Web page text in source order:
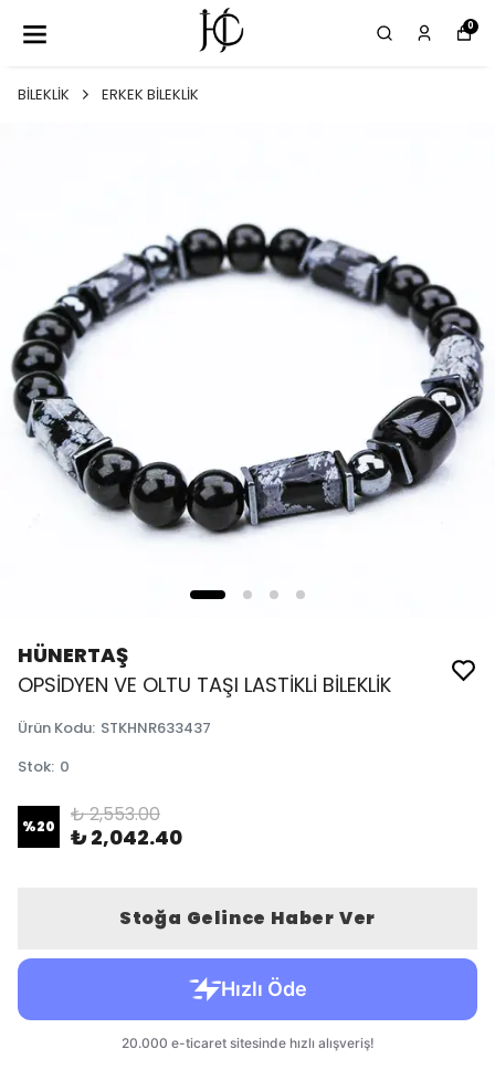
0
BİLEKLİK ERKEK BİLEKLİK
HÜNERTAŞ
OPSİDYEN VE OLTU TAŞI LASTİKLİ BİLEKLİK
Ürün Kodu: STKHNR633437
Stok: 0
%20 ₺ 2,553.00
₺ 2,042.40
Stoğa Gelince Haber Ver